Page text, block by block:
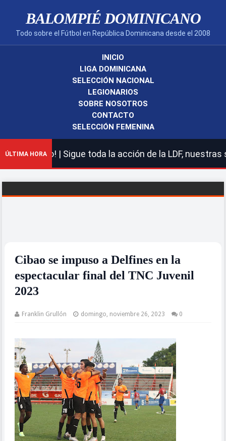
BALOMPIÉ DOMINICANO
Todo sobre el Fútbol en República Dominicana desde el 2008
INICIO
LIGA DOMINICANA
SELECCIÓN NACIONAL
LEGIONARIOS
SOBRE NOSOTROS
CONTACTO
SELECCIÓN FEMENINA
ÚLTIMA HORA| Sigue toda la acción de la LDF, nuestras
Cibao se impuso a Delfines en la
espectacular final del TNC Juvenil
2023
Franklin Grullón domingo, noviembre 26, 2023 0